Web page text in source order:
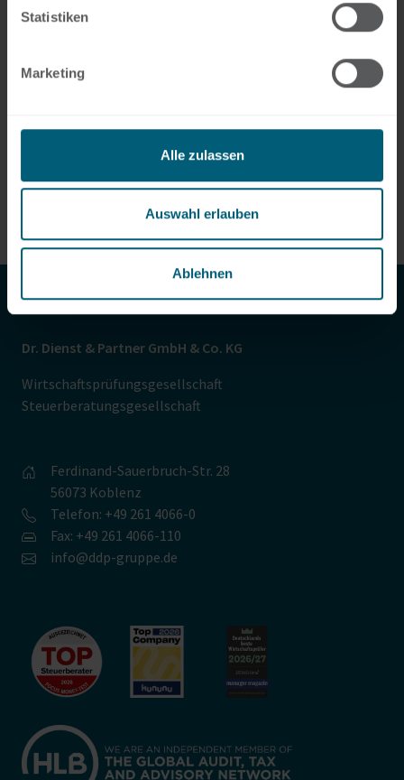
Statistiken
Marketing
Alle zulassen
Auswahl erlauben
Ablehnen
Dr. Dienst & Partner GmbH & Co. KG
Wirtschaftsprüfungsgesellschaft
Steuerberatungsgesellschaft
Ferdinand-Sauerbruch-Str. 28
56073 Koblenz
Telefon: +49 261 4066-0
Fax: +49 261 4066-110
info@ddp-gruppe.de